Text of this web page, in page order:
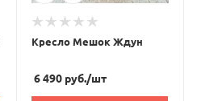
Кресло Мешок Ждун
6 490руб./шт